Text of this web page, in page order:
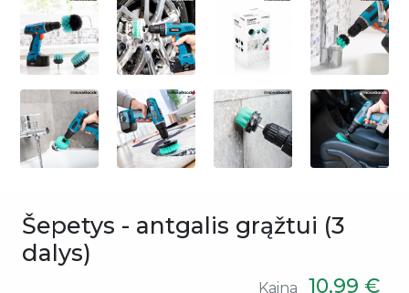
Šepetys - antgalis grąžtui (3
dalys)
Kaina 10,99 €